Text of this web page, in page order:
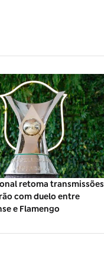
retoma transmissões
com duelo entre
e Flamengo